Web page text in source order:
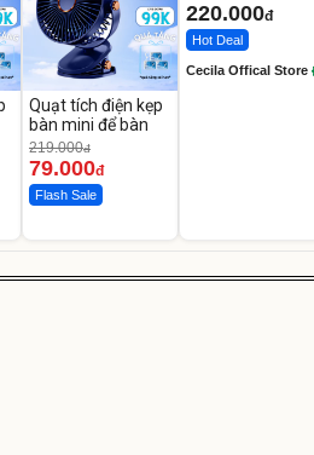
Quạt tích điện kẹp
bàn mini để bàn
219.000đ
79.000đ
Flash Sale
220.000đ
Hot Deal
Cecila Offical Store